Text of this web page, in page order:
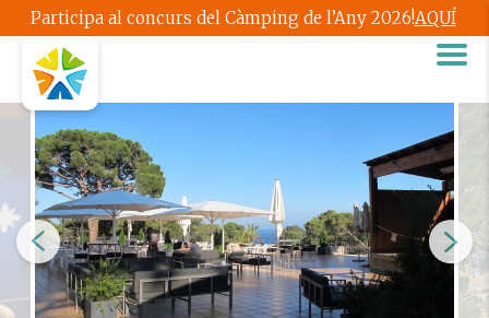
Participa al concurs del Càmping de l’Any 2026!AQUÍ